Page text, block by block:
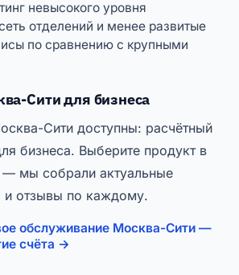
невысокого уровня
отделений и менее развитые
по сравнению с крупными
Сити для бизнеса
Сити доступны: расчётный
бизнеса. Выберите продукт в
мы собрали актуальные
и отзывы по каждому.
обслуживание Москва-Сити —
счёта →